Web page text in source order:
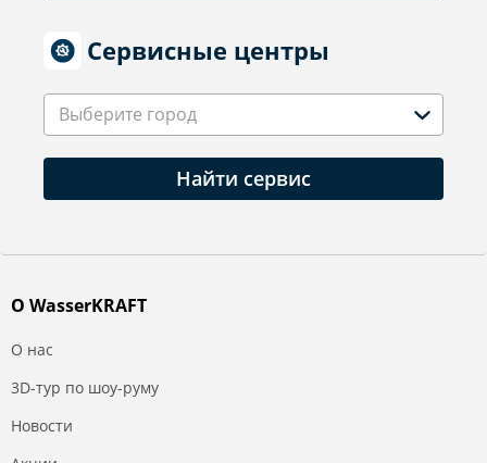
Сервисные центры
Выберите город
Найти сервис
О WasserKRAFT
О нас
3D-тур по шоу-руму
Новости